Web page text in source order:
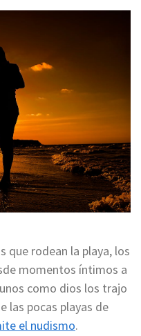
que rodean la playa, los
momentos íntimos a
como dios los trajo
las pocas playas de
el nudismo.